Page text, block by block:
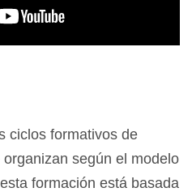
ciclos formativos de
según el modelo
formación está basada